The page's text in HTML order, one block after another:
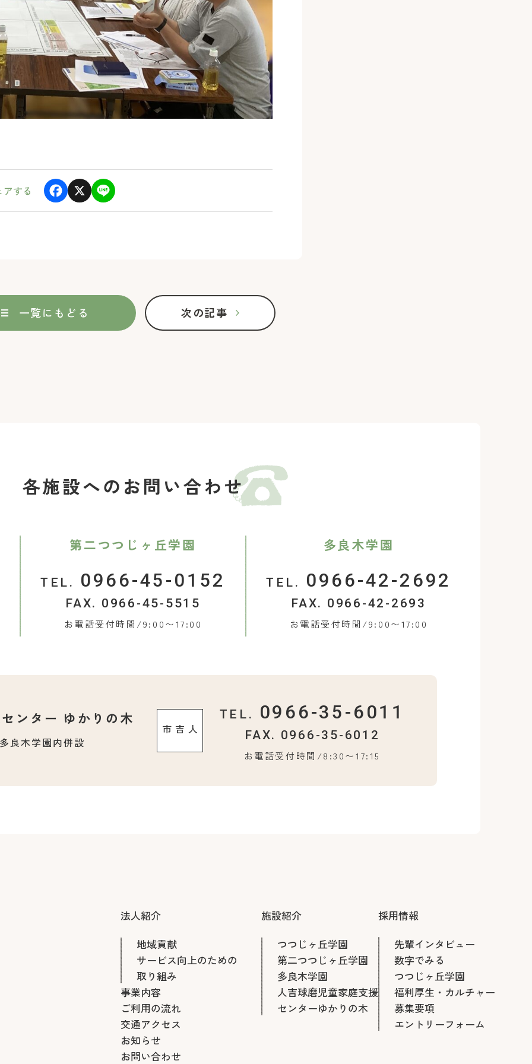
アする
a i
ページ送り
一覧にもどる 次の記事
各施設への お問い合わせ
第二つつじヶ丘学園
TEL. 0966-45-0152
FAX. 0966-45-5515
お電話受付時間/9:00〜17:00
多良木学園
TEL. 0966-42-2692
FAX. 0966-42-2693
お電話受付時間/9:00〜17:00
ンター ゆかりの木
良木学園内併設
人吉市
TEL. 0966-35-6011
FAX. 0966-35-6012
お電話受付時間/8:30〜17:15
法人紹介
地域貢献
サービス向上のための
取り組み
事業内容
ご利用の流れ
交通アクセス
お知らせ
お問い合わせ
施設紹介
つつじヶ丘学園
第二つつじヶ丘学園
多良木学園
人吉球磨児童家庭支援
センターゆかりの木
採用情報
先輩インタビュー
数字でみる
つつじヶ丘学園
福利厚生・カルチャー
募集要項
エントリーフォーム